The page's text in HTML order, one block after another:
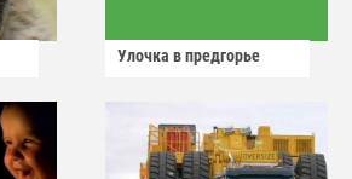
Улочка в предгорье